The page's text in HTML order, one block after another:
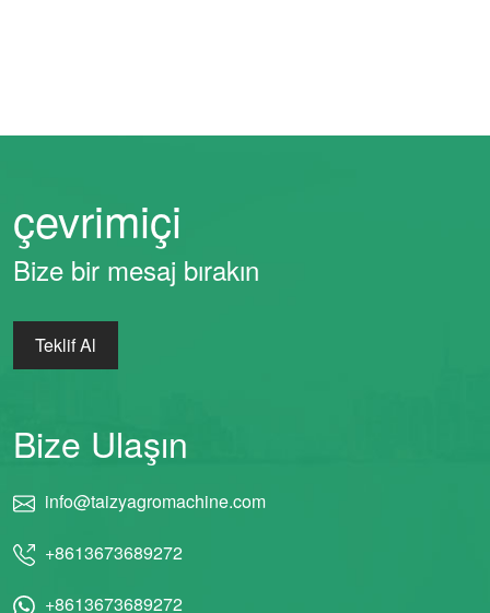
çevrimiçi
Bize bir mesaj bırakın
Teklif Al
Bize Ulaşın
info@taizyagromachine.com
+8613673689272
+8613673689272